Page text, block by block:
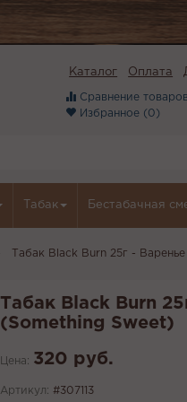
Каталог Оплата
Сравнение
Избранное (0)
Табак Бестабачная
Табак Black Burn 25г -
Табак Black Burn
(Something Sweet)
Цена: 320 руб.
Артикул: #307113